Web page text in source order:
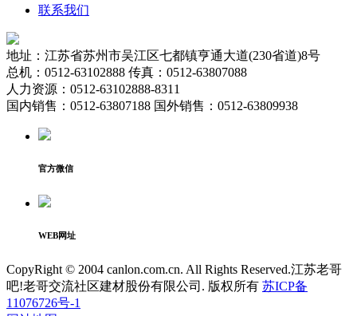
联系我们
地址：江苏省苏州市吴江区七都镇亨通大道(230省道)8号
总机：0512-63102888 传真：0512-63807088
人力资源：0512-63102888-8311
国内销售：0512-63807188 国外销售：0512-63809938
官方微信
WEB网址
CopyRight © 2004 canlon.com.cn. All Rights Reserved.江苏老哥
吧!老哥交流社区建材股份有限公司. 版权所有 苏ICP备
11076726号-1